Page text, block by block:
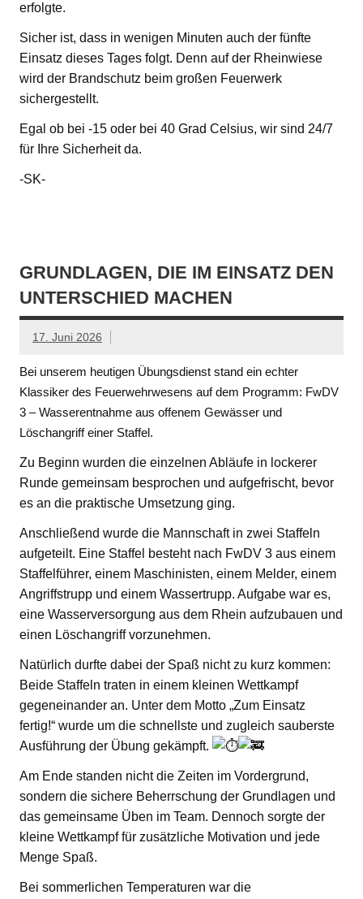
erfolgte.
Sicher ist, dass in wenigen Minuten auch der fünfte
Einsatz dieses Tages folgt. Denn auf der Rheinwiese
wird der Brandschutz beim großen Feuerwerk
sichergestellt.
Egal ob bei -15 oder bei 40 Grad Celsius, wir sind 24/7
für Ihre Sicherheit da.
-SK-
GRUNDLAGEN, DIE IM EINSATZ DEN
UNTERSCHIED MACHEN
17. Juni 2026
Bei unserem heutigen Übungsdienst stand ein echter
Klassiker des Feuerwehrwesens auf dem Programm: FwDV
3 – Wasserentnahme aus offenem Gewässer und
Löschangriff einer Staffel.
Zu Beginn wurden die einzelnen Abläufe in lockerer
Runde gemeinsam besprochen und aufgefrischt, bevor
es an die praktische Umsetzung ging.
Anschließend wurde die Mannschaft in zwei Staffeln
aufgeteilt. Eine Staffel besteht nach FwDV 3 aus einem
Staffelführer, einem Maschinisten, einem Melder, einem
Angriffstrupp und einem Wassertrupp. Aufgabe war es,
eine Wasserversorgung aus dem Rhein aufzubauen und
einen Löschangriff vorzunehmen.
Natürlich durfte dabei der Spaß nicht zu kurz kommen:
Beide Staffeln traten in einem kleinen Wettkampf
gegeneinander an. Unter dem Motto „Zum Einsatz
fertig!“ wurde um die schnellste und zugleich sauberste
Ausführung der Übung gekämpft.
Am Ende standen nicht die Zeiten im Vordergrund,
sondern die sichere Beherrschung der Grundlagen und
das gemeinsame Üben im Team. Dennoch sorgte der
kleine Wettkampf für zusätzliche Motivation und jede
Menge Spaß.
Bei sommerlichen Temperaturen war die